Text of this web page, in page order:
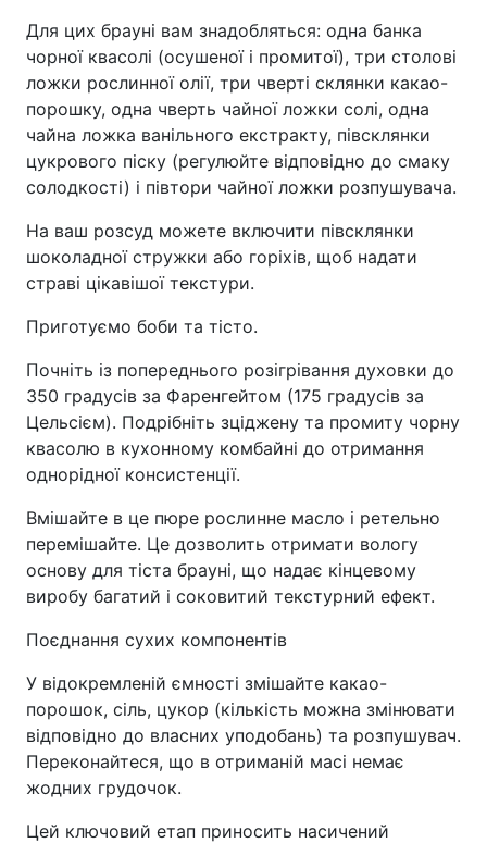
Для цих брауні вам знадобляться: одна банка
чорної квасолі (осушеної і промитої), три столові
ложки рослинної олії, три чверті склянки какао-
порошку, одна чверть чайної ложки солі, одна
чайна ложка ванільного екстракту, півсклянки
цукрового піску (регулюйте відповідно до смаку
солодкості) і півтори чайної ложки розпушувача.
На ваш розсуд можете включити півсклянки
шоколадної стружки або горіхів, щоб надати
страві цікавішої текстури.
Приготуємо боби та тісто.
Почніть із попереднього розігрівання духовки до
350 градусів за Фаренгейтом (175 градусів за
Цельсієм). Подрібніть зціджену та промиту чорну
квасолю в кухонному комбайні до отримання
однорідної консистенції.
Вмішайте в це пюре рослинне масло і ретельно
перемішайте. Це дозволить отримати вологу
основу для тіста брауні, що надає кінцевому
виробу багатий і соковитий текстурний ефект.
Поєднання сухих компонентів
У відокремленій ємності змішайте какао-
порошок, сіль, цукор (кількість можна змінювати
відповідно до власних уподобань) та розпушувач.
Переконайтеся, що в отриманій масі немає
жодних грудочок.
Цей ключовий етап приносить насичений